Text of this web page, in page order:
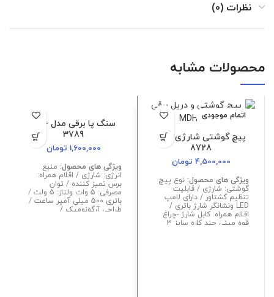
نظرات (0)
محصولات مشابه
اتمام موجودی
پیچ گوشتی شارژی MD-
8728
4,500,000 تومان
ویژگی های محصول: نوع پیچ
گوشتی: شارژی / قابلیت
تنظیم گشتاور / دارای لامپ
LED ونشانگر شارژ باتری /
اقلام همراه: کابل شارژ -چراغ
قوه مینی چند کاره سایز 3
سنگ پا برقی مدل MD-
3789
1,600,000 تومان
ویژگی های محصول: منبع
انرژی: شارژی / اقلام همراه:
برس تمیز کننده / توان
مصرفی: 5 وات ولتاز: 5 ولت /
باتری 500 میلی آمپر ساعت /
طراحی آرگونومیک /